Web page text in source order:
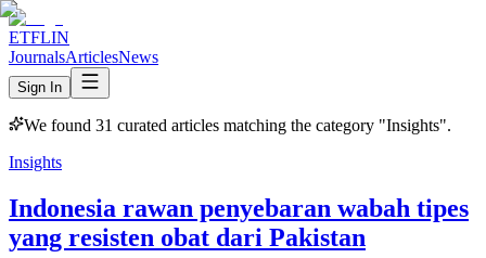
ETFLIN
JournalsArticlesNews
Sign In
We found 31 curated articles matching the category "Insights".
Insights
Indonesia rawan penyebaran wabah tipes
yang resisten obat dari Pakistan